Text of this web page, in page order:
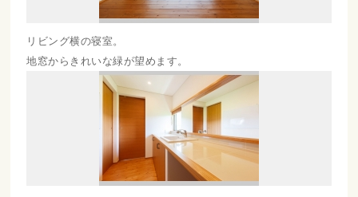
リビング横の寝室。
地窓からきれいな緑が望めます。